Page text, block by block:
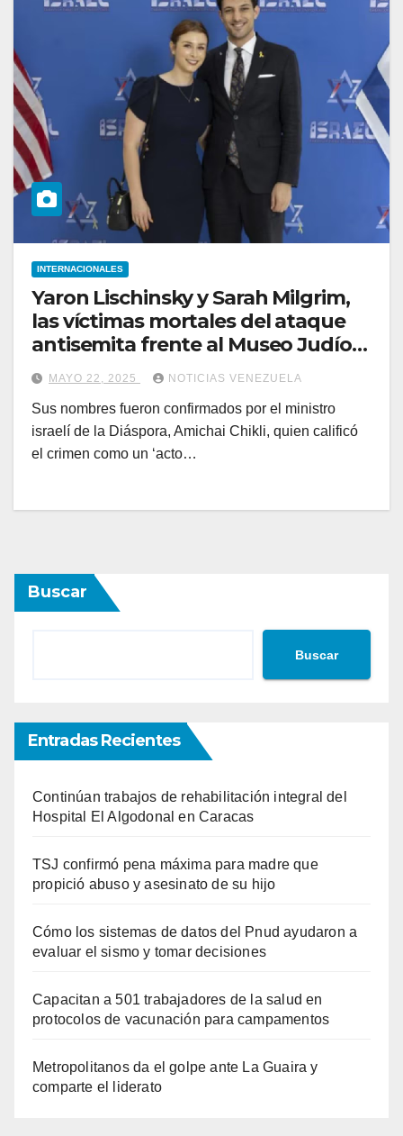
INTERNACIONALES
Yaron Lischinsky y Sarah Milgrim,
las víctimas mortales del ataque
antisemita frente al Museo Judío
en Washington
MAYO 22, 2025 NOTICIAS VENEZUELA
Sus nombres fueron confirmados por el ministro
israelí de la Diáspora, Amichai Chikli, quien calificó
el crimen como un ‘acto…
Buscar
Buscar
Entradas Recientes
Continúan trabajos de rehabilitación integral del
Hospital El Algodonal en Caracas
TSJ confirmó pena máxima para madre que
propició abuso y asesinato de su hijo
Cómo los sistemas de datos del Pnud ayudaron a
evaluar el sismo y tomar decisiones
Capacitan a 501 trabajadores de la salud en
protocolos de vacunación para campamentos
Metropolitanos da el golpe ante La Guaira y
comparte el liderato